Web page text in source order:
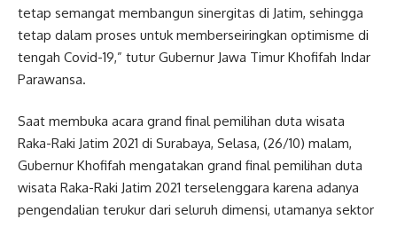
tetap semangat membangun sinergitas di Jatim, sehingga
tetap dalam proses untuk memberseiringkan optimisme di
tengah Covid-19,” tutur Gubernur Jawa Timur Khofifah Indar
Parawansa.
Saat membuka acara grand final pemilihan duta wisata
Raka-Raki Jatim 2021 di Surabaya, Selasa, (26/10) malam,
Gubernur Khofifah mengatakan grand final pemilihan duta
wisata Raka-Raki Jatim 2021 terselenggara karena adanya
pengendalian terukur dari seluruh dimensi, utamanya sektor